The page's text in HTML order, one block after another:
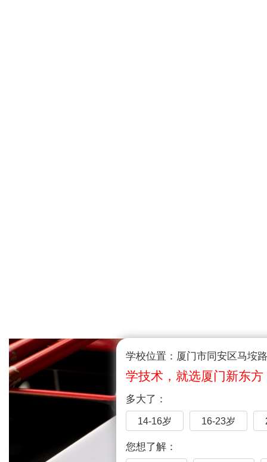
学校位置：厦门市同安区马垵
学技术，就选厦门新东方
多大了：
14-16岁 16-23岁
您想了解：